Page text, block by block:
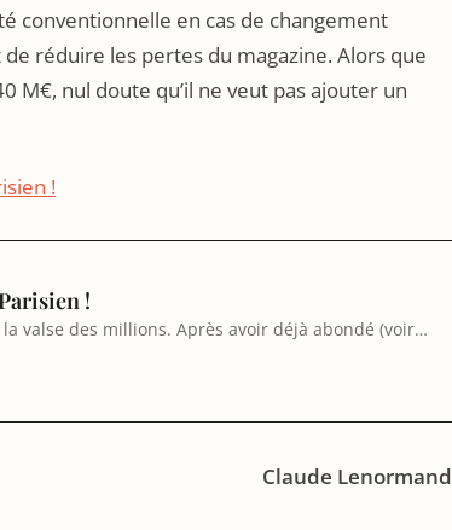
conventionnelle en cas de changement
réduire les pertes du magazine. Alors que
M€, nul doute qu’il ne veut pas ajouter un
!
!
valse des millions. Après avoir déjà abondé (voir
Claude Lenormand